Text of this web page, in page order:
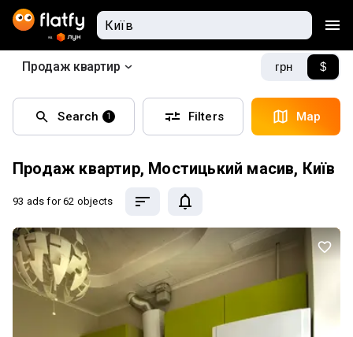
Продаж квартир грн $
Search 1 Filters Map
Продаж квартир, Мостицький масив, Київ
93 ads for 62 objects